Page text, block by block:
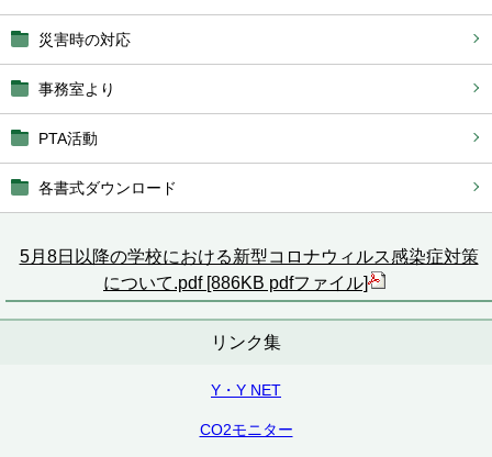
災害時の対応
事務室より
PTA活動
各書式ダウンロード
5月8日以降の学校における新型コロナウィルス感染症対策
について.pdf [886KB pdfファイル]
リンク集
Y・Y NET
CO2モニター